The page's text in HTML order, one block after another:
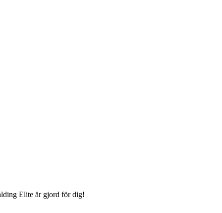
Elite är gjord för dig!